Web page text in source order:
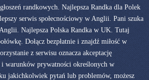
randkowych. Najlepsza Randka dla Polek
serwis społecnościowy w Anglii. Pani szuka
Najlepsza Polska Randka w UK. Tutaj
Dołącz bezpłatnie i znajdź miłość w
z serwisu oznacza akceptację
warunków prywatności określonych w
jakichkolwiek pytań lub problemów, możesz